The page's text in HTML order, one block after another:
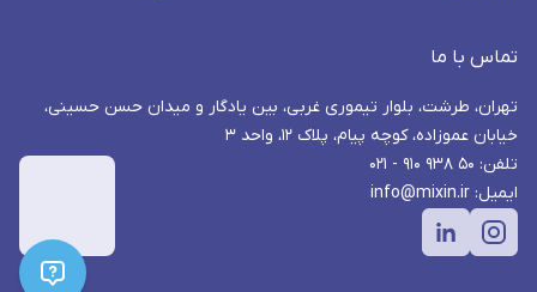
تماس با ما
تهران، طرشت، بلوار تیموری غربی، بین یادگار و میدان حسن حسینی،
خیابان عموزاده، کوچه پیام، پلاک ۱۲، واحد ۳
تلفن: ۵۰ ۹۳۸ ۹۱۰ - ۰۲۱
ایمیل: info@mixin.ir